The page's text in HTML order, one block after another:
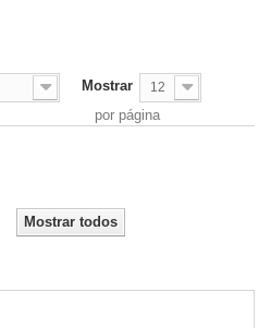
Mostrar 12
por página
Mostrar todos